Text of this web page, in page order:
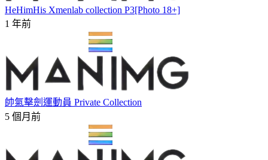
HeHimHis Xmenlab collection P3[Photo 18+]
1 年前
帥氣擊劍運動員 Private Collection
5 個月前